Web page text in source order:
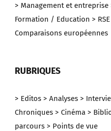
> Management et entreprise
Formation / Education > RSE
Comparaisons européennes
RUBRIQUES
> Editos > Analyses >
Chroniques > Cinéma >
parcours > Points de vue